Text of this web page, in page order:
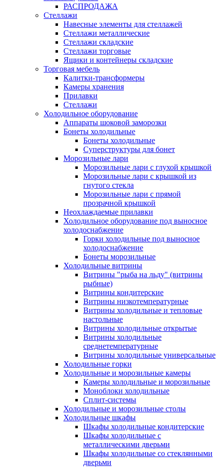
РАСПРОДАЖА
Стеллажи
Навесные элементы для стеллажей
Стеллажи металлические
Стеллажи складские
Стеллажи торговые
Ящики и контейнеры складские
Торговая мебель
Калитки-трансформеры
Камеры хранения
Прилавки
Стеллажи
Холодильное оборудование
Аппараты шоковой заморозки
Бонеты холодильные
Бонеты холодильные
Суперструктуры для бонет
Морозильные лари
Морозильные лари с глухой крышкой
Морозильные лари с крышкой из
гнутого стекла
Морозильные лари с прямой
прозрачной крышкой
Неохлаждаемые прилавки
Холодильное оборудование под выносное
холодоснабжение
Горки холодильные под выносное
холодоснабжение
Бонеты морозильные
Холодильные витрины
Витрины "рыба на льду" (витрины
рыбные)
Витрины кондитерские
Витрины низкотемпературные
Витрины холодильные и тепловые
настольные
Витрины холодильные открытые
Витрины холодильные
среднетемпературные
Витрины холодильные универсальные
Холодильные горки
Холодильные и морозильные камеры
Камеры холодильные и морозильные
Моноблоки холодильные
Сплит-системы
Холодильные и морозильные столы
Холодильные шкафы
Шкафы холодильные кондитерские
Шкафы холодильные с
металлическими дверьми
Шкафы холодильные со стеклянными
дверьми